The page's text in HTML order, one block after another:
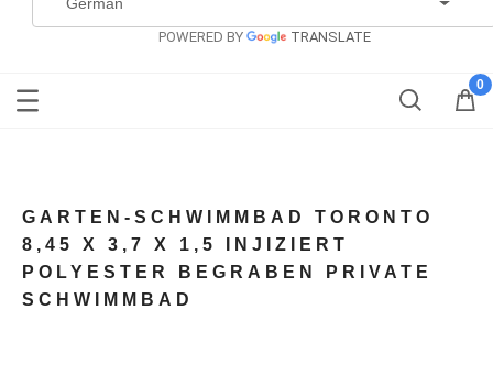
POWERED BY TRANSLATE
GARTEN-SCHWIMMBAD TORONTO
8,45 X 3,7 X 1,5 INJIZIERT
POLYESTER BEGRABEN PRIVATE
SCHWIMMBAD